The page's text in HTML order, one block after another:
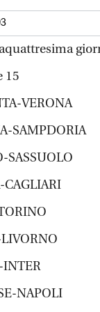
15
VERONA
SAMPDORIA
SASSUOLO
CAGLIARI
INTER
NAPOLI